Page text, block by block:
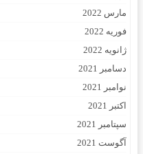
مارس 2022
فوریه 2022
ژانویه 2022
دسامبر 2021
نوامبر 2021
اکتبر 2021
سپتامبر 2021
آگوست 2021